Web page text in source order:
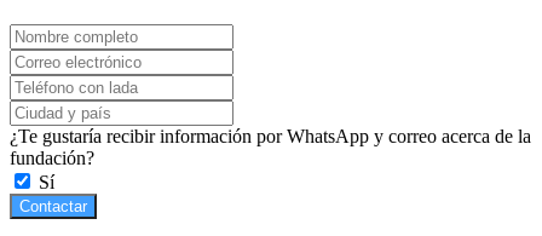
¿Te gustaría recibir información por WhatsApp y correo acerca de la
fundación?
Sí
Contactar